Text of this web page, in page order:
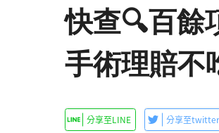
快查🔍百餘
手術理賠不